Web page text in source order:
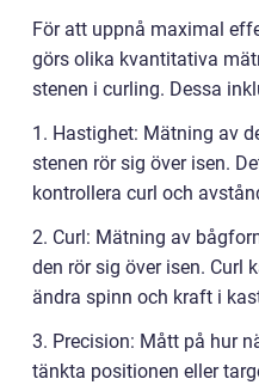
För att uppnå maximal
görs olika kvantitativa
stenen i curling. Dessa
1. Hastighet: Mätning av
stenen rör sig över isen.
kontrollera curl och
2. Curl: Mätning av
den rör sig över isen. Curl
ändra spinn och kraft i
3. Precision: Mått på hur
tänkta positionen eller